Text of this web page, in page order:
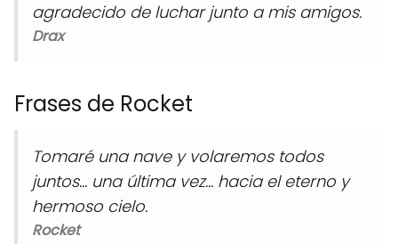
agradecido de luchar junto a mis amigos.
Drax
Frases de Rocket
Tomaré una nave y volaremos todos
juntos... una última vez... hacia el eterno y
hermoso cielo.
Rocket